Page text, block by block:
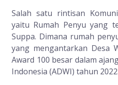
Salah satu rintisan
yaitu Rumah Penyu yang
Suppa. Dimana rumah
yang mengantarkan Desa
Award 100 besar dalam
Indonesia (ADWI) tahun 2022.